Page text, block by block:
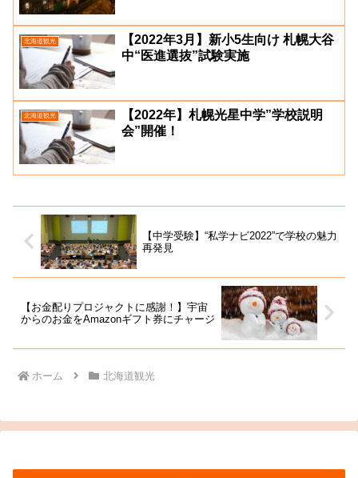
北海道観光
【2022年3月】新小5生向け 札幌大谷
中“医進選抜”試験実施
北海道観光
【2022年】札幌光星中学”学校説明
会”開催！
【中学受験】“私学ナビ2022”で学校の魅力
再発見
【お金配りプロジャクトに感謝！】宇宙
からのお金をAmazonギフト券にチャージ
ホーム 北海道観光